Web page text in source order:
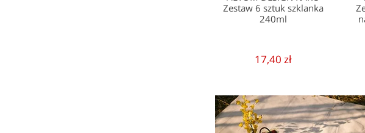
Zestaw 6 sztuk szklanka
240ml
17,40 zł